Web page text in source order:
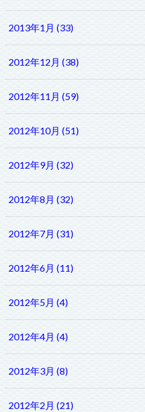
2013年1月 (33)
2012年12月 (38)
2012年11月 (59)
2012年10月 (51)
2012年9月 (32)
2012年8月 (32)
2012年7月 (31)
2012年6月 (11)
2012年5月 (4)
2012年4月 (4)
2012年3月 (8)
2012年2月 (21)